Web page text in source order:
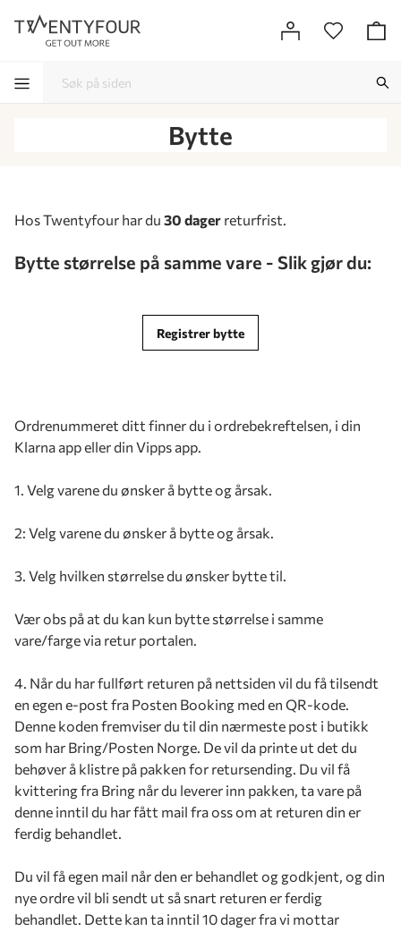
Bytte
Hos Twentyfour har du 30 dager returfrist.
Bytte størrelse på samme vare - Slik gjør du:
Registrer bytte
Ordrenummeret ditt finner du i ordrebekreftelsen, i din
Klarna app eller din Vipps app.
1. Velg varene du ønsker å bytte og årsak.
2: Velg varene du ønsker å bytte og årsak.
3. Velg hvilken størrelse du ønsker bytte til.
Vær obs på at du kan kun bytte størrelse i samme
vare/farge via retur portalen.
4. Når du har fullført returen på nettsiden vil du få tilsendt
en egen e-post fra Posten Booking med en QR-kode.
Denne koden fremviser du til din nærmeste post i butikk
som har Bring/Posten Norge. De vil da printe ut det du
behøver å klistre på pakken for retursending. Du vil få
kvittering fra Bring når du leverer inn pakken, ta vare på
denne inntil du har fått mail fra oss om at returen din er
ferdig behandlet.
Du vil få egen mail når den er behandlet og godkjent, og din
nye ordre vil bli sendt ut så snart returen er ferdig
behandlet. Dette kan ta inntil 10 dager fra vi mottar
----